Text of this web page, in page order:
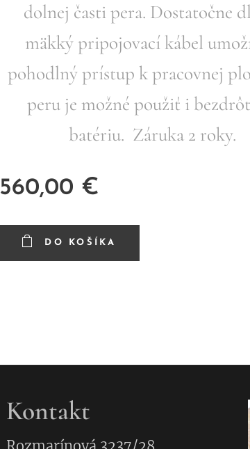
dolnej časti pera. Dostatočne
mäkký pripojovací kábel
pohodlný prístup k pracovnej
peru je možné použiť i
batériu. Záruka 2 roky.
560,00 €
DO KOŠÍKA
Kontakt